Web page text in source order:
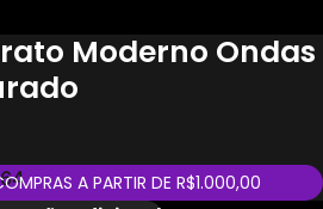
Moderno Ondas
A PARTIR DE R$1.000,00